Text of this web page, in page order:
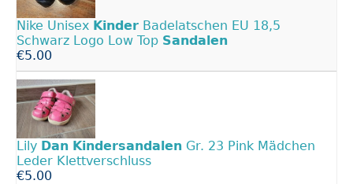
Nike Unisex Kinder Badelatschen EU 18,5
Schwarz Logo Low Top Sandalen
€5.00
Lily Dan Kindersandalen Gr. 23 Pink Mädchen
Leder Klettverschluss
€5.00